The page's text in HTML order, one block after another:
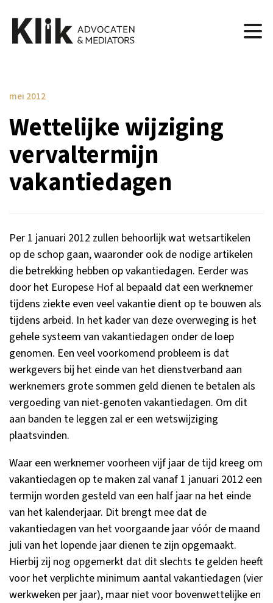
mei 2012
Wettelijke wijziging
vervaltermijn
vakantiedagen
Per 1 januari 2012 zullen behoorlijk wat wetsartikelen
op de schop gaan, waaronder ook de nodige artikelen
die betrekking hebben op vakantiedagen. Eerder was
door het Europese Hof al bepaald dat een werknemer
tijdens ziekte even veel vakantie dient op te bouwen als
tijdens arbeid. In het kader van deze overweging is het
gehele systeem van vakantiedagen onder de loep
genomen. Een veel voorkomend probleem is dat
werkgevers bij het einde van het dienstverband aan
werknemers grote sommen geld dienen te betalen als
vergoeding van niet-genoten vakantiedagen. Om dit
aan banden te leggen zal er een wetswijziging
plaatsvinden.
Waar een werknemer voorheen vijf jaar de tijd kreeg om
vakantiedagen op te maken zal vanaf 1 januari 2012 een
termijn worden gesteld van een half jaar na het einde
van het kalenderjaar. Dit brengt mee dat de
vakantiedagen van het voorgaande jaar vóór de maand
juli van het lopende jaar dienen te zijn opgemaakt.
Hierbij zij nog opgemerkt dat dit slechts te gelden heeft
voor het verplichte minimum aantal vakantiedagen (vier
werkweken per jaar), maar niet voor bovenwettelijke en